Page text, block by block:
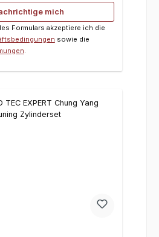
mich
Formulars akzeptiere ich die
sowie die